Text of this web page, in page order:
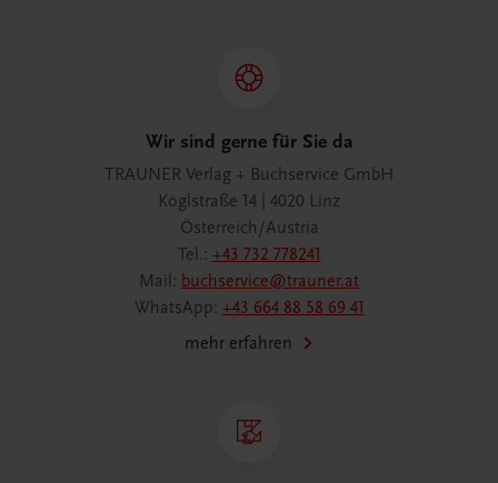
Wir sind gerne für Sie da
TRAUNER Verlag + Buchservice GmbH
Köglstraße 14 | 4020 Linz
Österreich/Austria
Tel.: +43 732 778241
Mail: buchservice@trauner.at
WhatsApp: +43 664 88 58 69 41
mehr erfahren